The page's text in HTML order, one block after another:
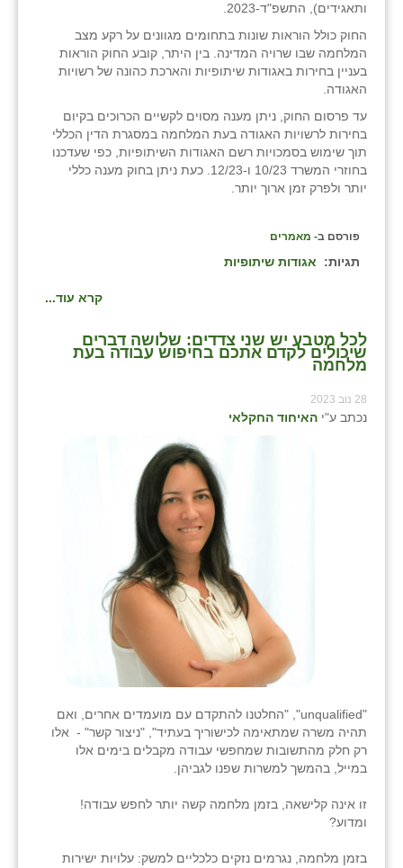
ותאגידים), התשפ"ד-2023.
החוק כולל הוראות שונות בתחומים מגוונים על רקע מצב
המלחמה שבו שרויה המדינה. בין היתר, קובע החוק הוראות
בעניין בחירות באגודות שיתופיות והארכת כהונה של רשויות
האגודה.
עד פרסום החוק, ניתן מענה מסוים לקשיים הכרוכים בקיום
בחירות לרשויות האגודה בעת המלחמה במסגרת הדין הכללי
תוך שימוש בסמכויות רשם האגודות השיתופיות, כפי שעדכנו
בחוזרי המשרד 10/23 ו-12/23. כעת ניתן בחוק מענה כללי
יותר ולפרק זמן ארוך יותר.
פורסם ב- מאמרים
תגיות: אגודות שיתופיות
קרא עוד...
לכל מטבע יש שני צדדים: שלושה דברים
שיכולים לקדם אתכם בחיפוש עבודה בעת
מלחמה
28 נוב 2023
נכתב ע"י האיחוד החקלאי
"unqualified", "החלטנו להתקדם עם מועמדים אחרים, ואם
תהיה משרה שמתאימה לכישוריך בעתיד", "ניצור קשר" - אלו
רק חלק מהתשובות שמחפשי עבודה מקבלים בימים אלו
במייל, בהמשך למשרות שפנו לגביהן.
זו אינה קלישאה, בזמן מלחמה קשה יותר לחפש עבודה!
ומדוע?
בזמן מלחמה, נגרמים נזקים כלכליים למשק: עלויות ישירות
הדר עם
חבצלת השרון
חמרה
חרב לאת
יקנעם
כפר אביב
כפר הרי״ף
מנחמיה
נאות הכיכר
נווה אטי״ב